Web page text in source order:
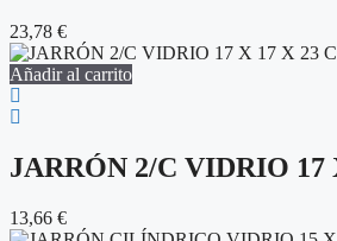
23,78 €
Añadir al carrito
JARRÓN 2/C VIDRIO 17
13,66 €